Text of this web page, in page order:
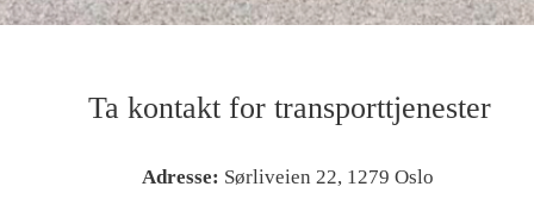
Ta kontakt for transporttjenester
Adresse: Sørliveien 22, 1279 Oslo